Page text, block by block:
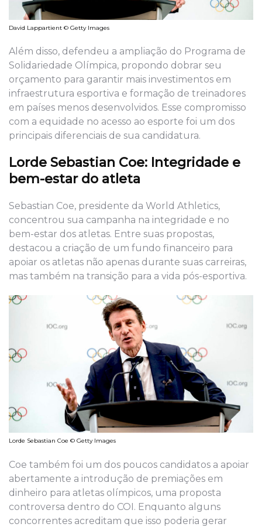
David Lappartient © Getty Images
Além disso, defendeu a ampliação do Programa de
Solidariedade Olímpica, propondo dobrar seu
orçamento para garantir mais investimentos em
infraestrutura esportiva e formação de treinadores
em países menos desenvolvidos. Esse compromisso
com a equidade no acesso ao esporte foi um dos
principais diferenciais de sua candidatura.
Lorde Sebastian Coe: Integridade e
bem-estar do atleta
Sebastian Coe, presidente da World Athletics,
concentrou sua campanha na integridade e no
bem-estar dos atletas. Entre suas propostas,
destacou a criação de um fundo financeiro para
apoiar os atletas não apenas durante suas carreiras,
mas também na transição para a vida pós-esportiva.
Lorde Sebastian Coe © Getty Images
Coe também foi um dos poucos candidatos a apoiar
abertamente a introdução de premiações em
dinheiro para atletas olímpicos, uma proposta
controversa dentro do COI. Enquanto alguns
concorrentes acreditam que isso poderia gerar